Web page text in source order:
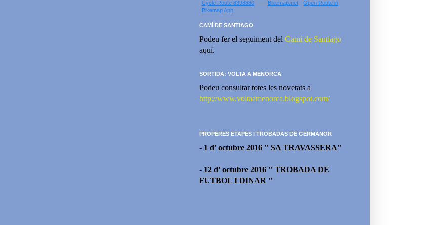
Cycle Route 8398880 - via Bikemap.net - Open Route in
Bikemap App
CAMÍ DE SANTIAGO
Podeu fer el seguiment del Camí de Santiago
aquí.
SORTIDA: VOLTA A MENORCA
Podeu consultar totes les novetats a
http://www.voltaamenorca.blogspot.com/
PROPERES ETAPES I TROBADAS DE GERMANOR
- 1 d' octubre 2016 " SA TRAVASSERA"
- 12 d' octubre 2016 " TROBADA DE
FUTBOL I DINAR "